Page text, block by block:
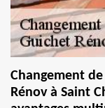
Changement
Rénov à Saint